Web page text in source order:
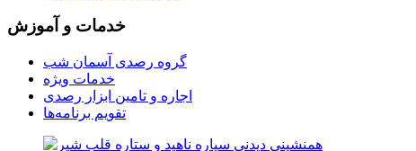
خدمات و آموزش
گروه رصدی آسمان شب
خدمات ویژه
اجاره و تامین ابزار رصدی
تقویم برنامه‌ها